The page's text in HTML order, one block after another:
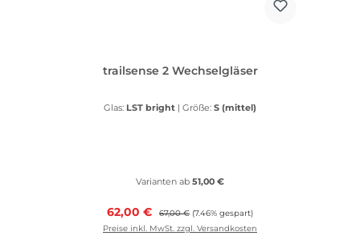
trailsense 2 Wechselgläser
Glas: LST bright | Größe: S (mittel)
Varianten ab 51,00 €
Verkaufspreis:
62,00 € Regulärer Preis:
67,00 € (7.46% gespart)
Preise inkl. MwSt. zzgl. Versandkosten